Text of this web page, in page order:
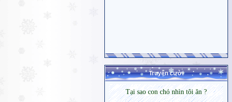
Truyện cười